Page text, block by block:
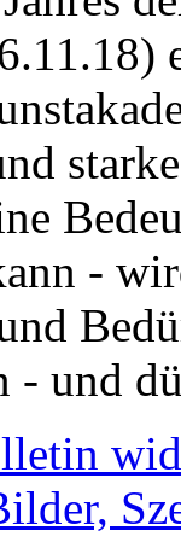
-
- und